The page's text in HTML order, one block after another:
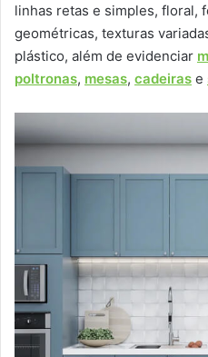
linhas retas e simples, floral,
geométricas, texturas
plástico, além de evidenciar
poltronas, mesas, cadeiras e